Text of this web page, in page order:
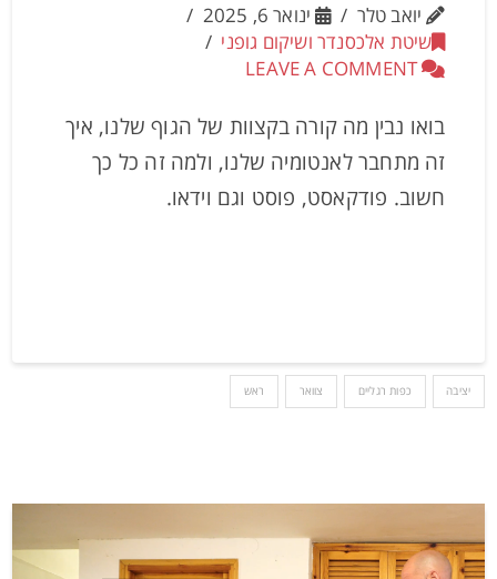
יואב טלר
ינואר 6, 2025
שיטת אלכסנדר ושיקום גופני
LEAVE A COMMENT
בואו נבין מה קורה בקצוות של הגוף שלנו, איך
זה מתחבר לאנטומיה שלנו, ולמה זה כל כך
חשוב. פודקאסט, פוסט וגם וידאו.
יציבה כפות רגליים צוואר ראש